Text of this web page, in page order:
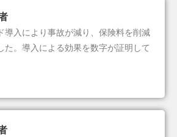
導入により事故が減り、保険料を削減
た。導入による効果を数字が証明して